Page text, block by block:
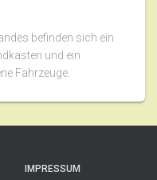
befinden sich ein
und ein
Fahrzeuge.
IMPRESSUM